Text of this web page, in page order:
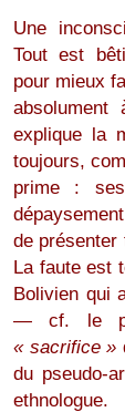
Une
Tout est
pour mieux
explique la
toujours,
prime :
de présenter
La faute est
Bolivien qui
— cf. le
« sacrifice »
du pseudo-